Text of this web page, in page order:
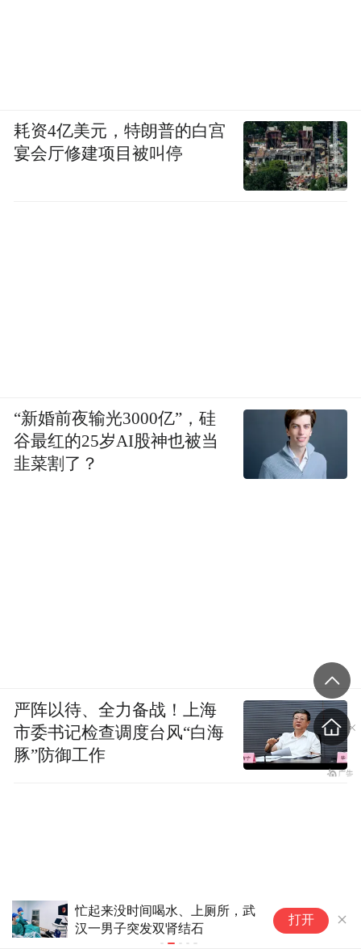
忙起来没时间喝水、上厕所，武
汉一男子突发双肾结石
打开
耗资4亿美元，特朗普的白宫
宴会厅修建项目被叫停
“新婚前夜输光3000亿”，硅
谷最红的25岁AI股神也被当
韭菜割了？
严阵以待、全力备战！上海
市委书记检查调度台风“白海
豚”防御工作